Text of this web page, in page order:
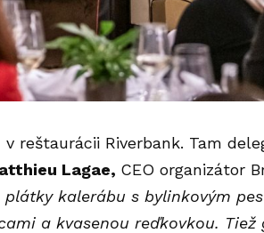
reštaurácii Riverbank. Tam
Lagae, CEO organizátor
kalerábu s bylinkovým
a kvasenou reďkovkou. Tiež